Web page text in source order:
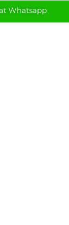
Whatsapp